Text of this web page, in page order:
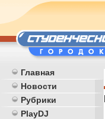
Главная
Новости
Рубрики
PlayDJ